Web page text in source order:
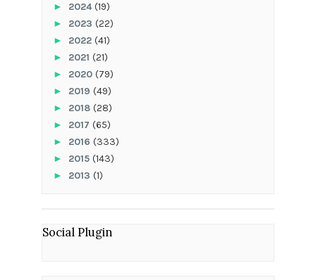
► 2024(19)
► 2023 (22)
► 2022 (41)
► 2021 (21)
► 2020 (79)
► 2019 (49)
► 2018 (28)
► 2017 (65)
► 2016 (333)
► 2015 (143)
► 2013 (1)
Social Plugin